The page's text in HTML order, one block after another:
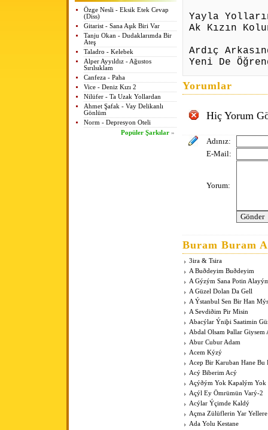
Özge Nesli - Eksik Etek Cevap
(Diss)
Gitarist - Sana Aşık Biri Var
Tanju Okan - Dudaklarımda Bir
Ateş
Taladro - Kelebek
Alper Ayyıldız - Ağustos
Sırılsıklam
Canfeza - Paha
Vice - Deniz Kızı 2
Nilüfer - Ta Uzak Yollardan
Ahmet Şafak - Vay Delikanlı
Gönlüm
Norm - Depresyon Oteli
Popüler Şarkılar »
Yayla
Ak Kızın
Ardıç
Yeni De
Yorumlar
Hiç Yorum
Adınız:
E-Mail:
Yorum:
Buram Buram
3ira & Tsira
A Buðdeyim Buðdeyim
A Gýzým Sana Potin
A Güzel Dolan Da Gell
A Ýstanbul Sen Bir Han
A Sevdiðim Pir Misin
Abacýlar Ýniþi Saatimin
Abdal Olsam Þallar Giysem
Abur Cubur Adam
Acem Kýzý
Acep Bir Karuban Hane Bu
Acý Biberim Acý
Açýðým Yok Kapalým Yok
Açýl Ey Ömrümün Varý-2
Acýlar Ýçimde Kaldý
Açma Zülüflerin Yar
Ada Yolu Kestane